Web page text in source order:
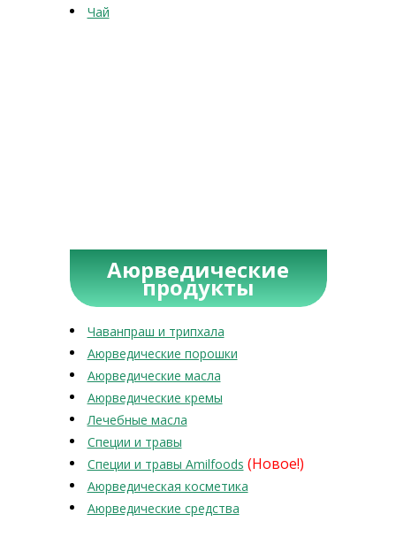
Чай
Аюрведические
продукты
Чаванпраш и трипхала
Аюрведические порошки
Аюрведические масла
Аюрведические кремы
Лечебные масла
Специи и травы
Специи и травы Amilfoods (Новое!)
Аюрведическая косметика
Аюрведические средства